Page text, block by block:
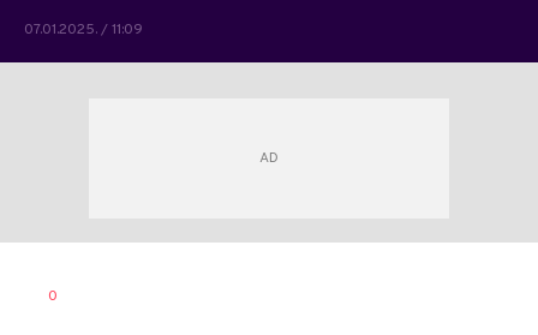
07.01.2025. / 11:09
0